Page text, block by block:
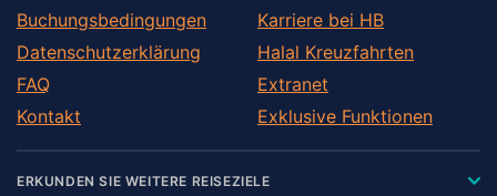
Buchungsbedingungen
Datenschutzerklärung
FAQ
Kontakt
Karriere bei HB
Halal Kreuzfahrten
Extranet
Exklusive Funktionen
ERKUNDEN SIE WEITERE REISEZIELE